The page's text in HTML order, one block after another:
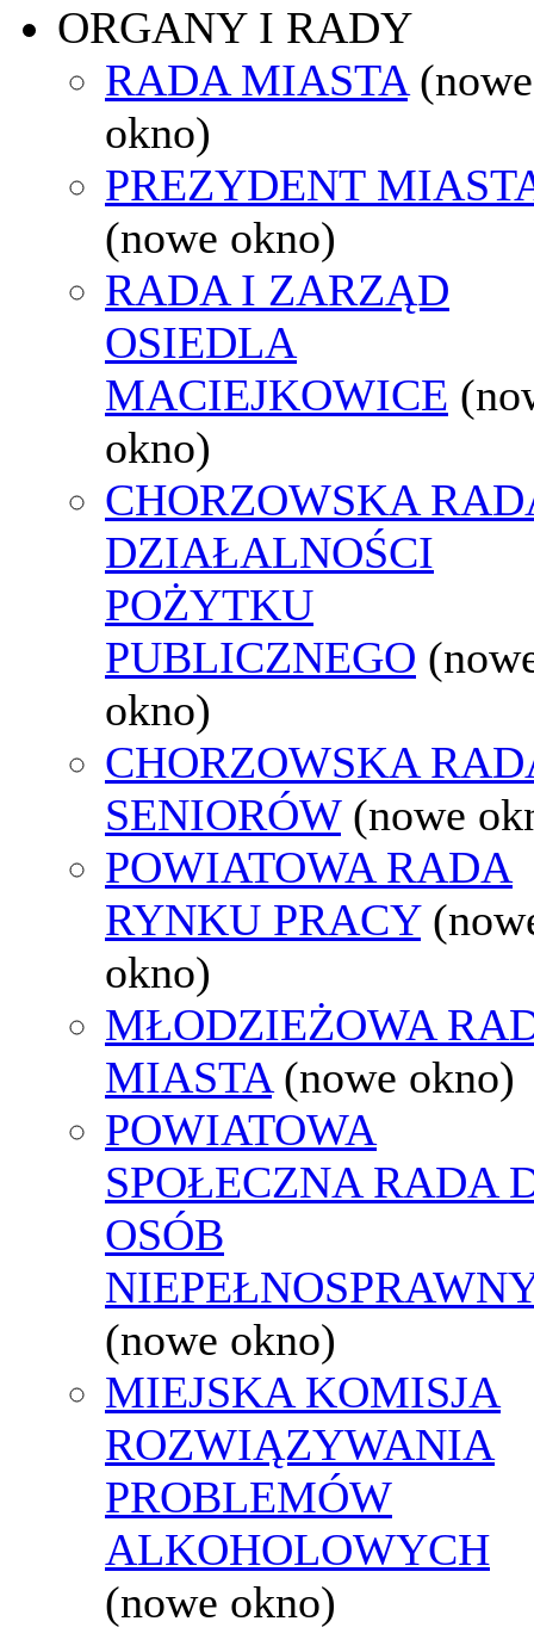
ORGANY I RADY
RADA MIASTA (nowe
okno)
PREZYDENT
(nowe okno)
RADA I ZARZĄD
OSIEDLA
MACIEJKOWICE
okno)
CHORZOWSKA
DZIAŁALNOŚCI
POŻYTKU
PUBLICZNEGO
okno)
CHORZOWSKA
SENIORÓW (nowe
POWIATOWA RADA
RYNKU PRACY
okno)
MŁODZIEŻOWA
MIASTA (nowe okno)
POWIATOWA
SPOŁECZNA RADA
OSÓB
(nowe okno)
MIEJSKA KOMISJA
ROZWIĄZYWANIA
PROBLEMÓW
ALKOHOLOWYCH
(nowe okno)